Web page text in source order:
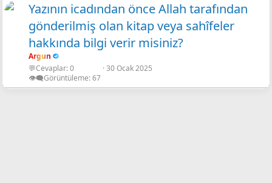
Yazının icadından önce Allah tarafından
gönderilmiş olan kitap veya sahîfeler
hakkında bilgi verir misiniz?
Argun
💬Cevaplar 0
👁️‍🗨️Görüntüleme 67
30 Ocak 2025